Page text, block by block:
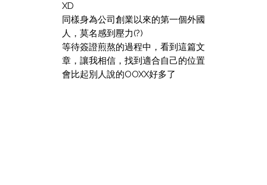
XD
同樣身為公司創業以來的第一個外國
人，莫名感到壓力(?)
等待簽證煎熬的過程中，看到這篇文
章，讓我相信，找到適合自己的位置
會比起別人說的OOXX好多了